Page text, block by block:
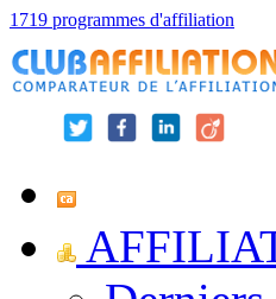
1719 programmes d'affiliation